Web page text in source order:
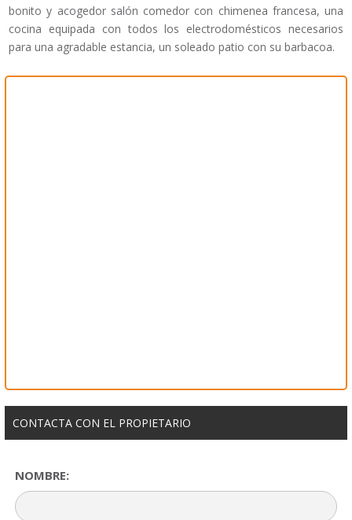
bonito y acogedor salón comedor con chimenea francesa, una
cocina equipada con todos los electrodomésticos necesarios
para una agradable estancia, un soleado patio con su barbacoa.
CONTACTA CON EL PROPIETARIO
NOMBRE: